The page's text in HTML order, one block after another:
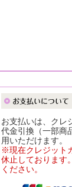
お支払いは、クレ
代金引換（一部商
用いただけます。
※現在クレジット
休止しております
ください。